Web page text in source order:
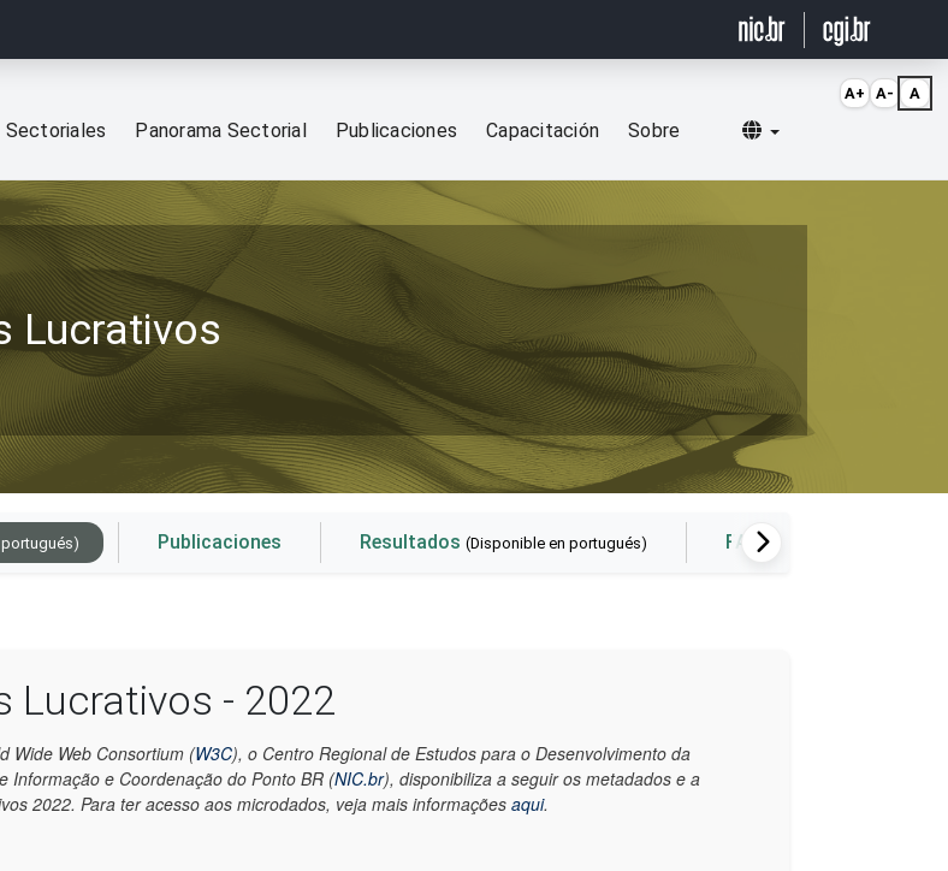
Sectoriales Panorama Sectorial Publicaciones Capacitación Sobre Selecionar idioma
Lucrativos
Publicaciones Resultados (Disponible en portugués) FAQ
Lucrativos - 2022
Wide Web Consortium (W3C), o Centro Regional de Estudos para o Desenvolvimento da
Informação e Coordenação do Ponto BR (NIC.br), disponibiliza a seguir os metadados e a
2022. Para ter acesso aos microdados, veja mais informações aqui.
A+ A- A